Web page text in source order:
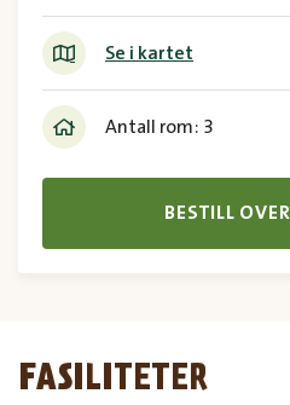
Se i kartet
Antall rom: 3
BESTILL
FASILITETER